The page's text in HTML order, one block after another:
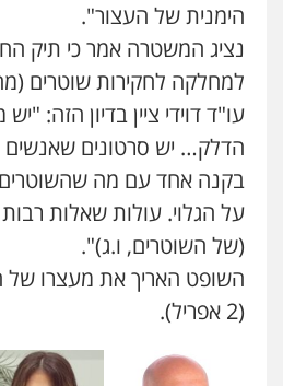
עו"ד רונן בנדל
משפט פלילי
0524282442
מנשה, אלמוג –
פלילי עבירות תנועה
עורכי דין לענייני
0546470989
ויקי שמואל –
הימנית של העצור".
נציג המשטרה אמר כי תיק
למחלקה לחקירות שוטרים
עו"ד דוידי ציין בדיון הזה:
הדלק… יש סרטונים שאנשים
בקנה אחד עם מה
על הגלוי. עולות שאלות
(של השוטרים, ו.ג)".
השופט האריך את מעצרו
(2 אפריל).